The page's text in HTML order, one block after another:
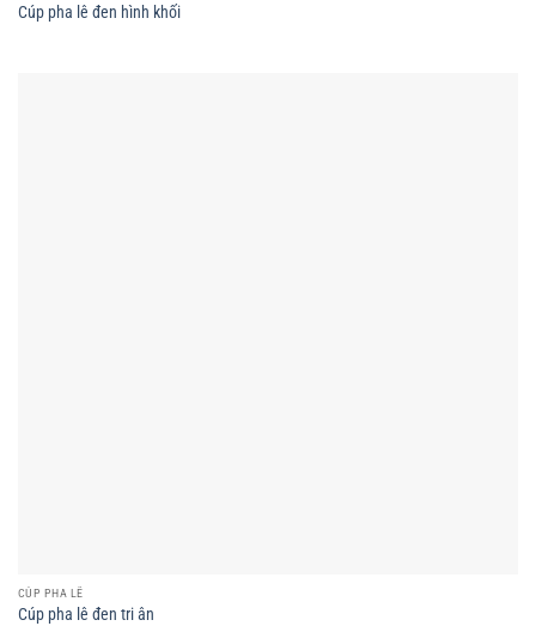
Cúp pha lê đen hình khối
CÚP PHA LÊ
Cúp pha lê đen tri ân